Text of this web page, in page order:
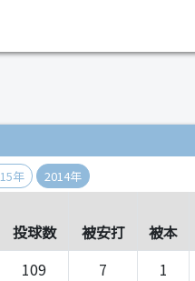
年 2014年
投球数 被安打 被本
109 7 1